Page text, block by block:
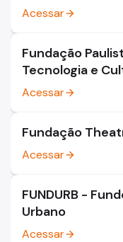
Acessararrow_forward
Fundação
Tecnologia e
Acessararrow_forward
Fundação
Acessararrow_forward
FUNDURB -
Urbano
Acessararrow_forward